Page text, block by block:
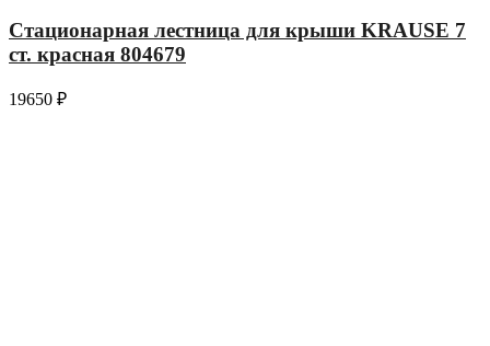
Стационарная лестница для крыши KRAUSE 7
ст. красная 804679
19650 ₽